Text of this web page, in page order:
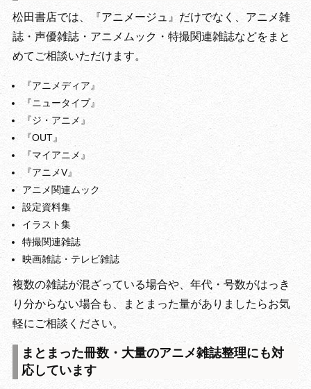
松田書店では、『アニメージュ』だけでなく、アニメ雑
誌・声優雑誌・アニメムック・特撮関連雑誌などをまと
めてご相談いただけます。
『アニメディア』
『ニュータイプ』
『ジ・アニメ』
『OUT』
『マイアニメ』
『アニメV』
アニメ関連ムック
設定資料集
イラスト集
特撮関連雑誌
映画雑誌・テレビ雑誌
複数の雑誌が混ざっている場合や、年代・号数がはっき
り分からない場合も、まとまった量がありましたらお気
軽にご相談ください。
まとまった冊数・大量のアニメ雑誌整理にも対
応しています